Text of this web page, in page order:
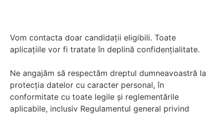
Vom contacta doar candidații eligibili. Toate
aplicațiile vor fi tratate în deplină confidențialitate.
Ne angajăm să respectăm dreptul dumneavoastră la
protecția datelor cu caracter personal, în
conformitate cu toate legile și reglementările
aplicabile, inclusiv Regulamentul general privind